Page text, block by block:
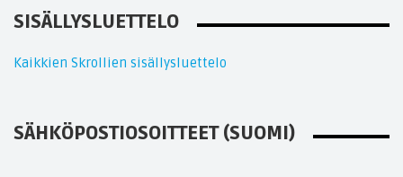
SISÄLLYSLUETTELO
Kaikkien Skrollien sisällysluettelo
SÄHKÖPOSTIOSOITTEET (SUOMI)